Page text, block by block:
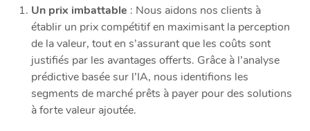
Un prix imbattable : Nous aidons nos clients à
établir un prix compétitif en maximisant la perception
de la valeur, tout en s’assurant que les coûts sont
justifiés par les avantages offerts. Grâce à l’analyse
prédictive basée sur l’IA, nous identifions les
segments de marché prêts à payer pour des solutions
à forte valeur ajoutée.